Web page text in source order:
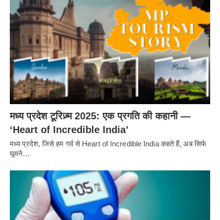
मध्य प्रदेश टूरिज़्म 2025: एक प्रगति की कहानी —
‘Heart of Incredible India’
मध्य प्रदेश, जिसे हम गर्व से Heart of Incredible India कहते हैं, अब सिर्फ
घूमने…